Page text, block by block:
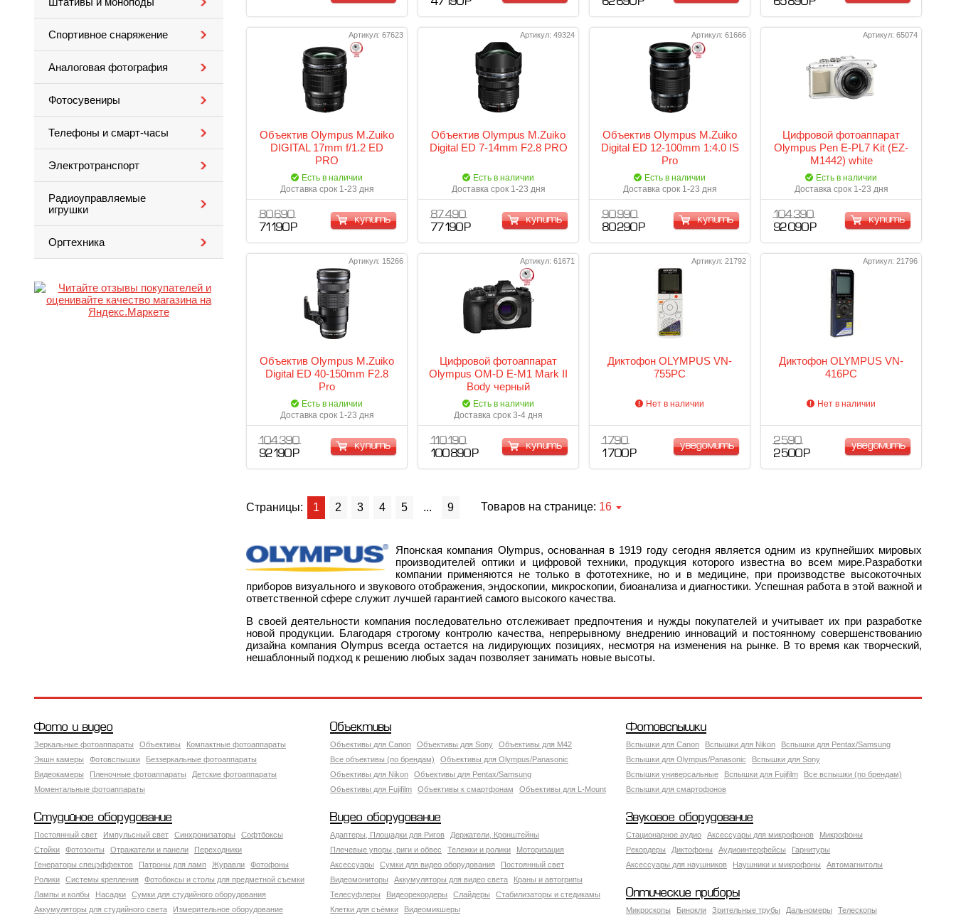
Спортивное снаряжение
Аналоговая фотография
Фотосувениры
Телефоны и смарт-часы
Электротранспорт
Радиоуправляемые
игрушки
Оргтехника
Артикул: 67623
Объектив Olympus M.Zuiko
DIGITAL 17mm f/1.2 ED
PRO
Есть в наличии
Доставка срок 1-23 дня
80 690
71 190 Р
купить
Артикул: 49324
Объектив Olympus M.Zuiko
Digital ED 7-14mm F2.8 PRO
Есть в наличии
Доставка срок 1-23 дня
87 490
77 190 Р
купить
Артикул: 61666
Объектив Olympus M.Zuiko
Digital ED 12-100mm 1:4.0 IS
Pro
Есть в наличии
Доставка срок 1-23 дня
90 990
80 290 Р
купить
Артикул: 65074
Цифровой фотоаппарат
Olympus Pen E-PL7 Kit (EZ-
M1442) white
Есть в наличии
Доставка срок 1-23 дня
104 390
92 090 Р
купить
Артикул: 15266
Объектив Olympus M.Zuiko
Digital ED 40-150mm F2.8
Pro
Есть в наличии
Доставка срок 1-23 дня
104 390
92 190 Р
купить
Артикул: 61671
Цифровой фотоаппарат
Olympus OM-D E-M1 Mark II
Body черный
(V207060BE000)
Есть в наличии
Доставка срок 3-4 дня
110 190
100 890 Р
купить
Артикул: 21792
Диктофон OLYMPUS VN-
755PC
Нет в наличии
1 790
1 700 Р
уведомить
Артикул: 21796
Диктофон OLYMPUS VN-
416PC
Нет в наличии
2 590
2 500 Р
уведомить
Страницы: 1 2 3 4 5 ... 9 Товаров на странице: 16
Японская компания Olympus, основанная в 1919 году сегодня является одним из крупнейших мировых
производителей оптики и цифровой техники, продукция которого известна во всем мире.Разработки
компании применяются не только в фототехнике, но и в медицине, при производстве высокоточных
приборов визуального и звукового отображения, эндоскопии, микроскопии, биоанализа и диагностики. Успешная работа в этой важной и
ответственной сфере служит лучшей гарантией самого высокого качества.
В своей деятельности компания последовательно отслеживает предпочтения и нужды покупателей и учитывает их при разработке
новой продукции. Благодаря строгому контролю качества, непрерывному внедрению инноваций и постоянному совершенствованию
дизайна компания Olympus всегда остается на лидирующих позициях, несмотря на изменения на рынке. В то время как творческий,
нешаблонный подход к решению любых задач позволяет занимать новые высоты.
Фото и видео
Зеркальные фотоаппараты Объективы
Компактные фотоаппараты
Экшн камеры
Фотовспышки
Беззеркальные фотоаппараты
Видеокамеры
Пленочные фотоаппараты
Детские фотоаппараты
Моментальные фотоаппараты
Объективы
Объективы для Canon Объективы для Sony
Объективы для M42
Все объективы (по брендам)
Объективы для Olympus/Panasonic
Объективы для Nikon
Объективы для Pentax/Samsung
Объективы для Fujifilm
Объективы к смартфонам Объективы для L-Mount
Фотовспышки
Вспышки для Canon Вспышки для Nikon
Вспышки для Pentax/Samsung
Вспышки для Olympus/Panasonic
Вспышки для Sony
Вспышки универсальные
Вспышки для Fujifilm
Все вспышки (по брендам)
Вспышки для смартофонов
Студийное оборудование
Постоянный свет Импульсный свет Синхронизаторы
Софтбоксы
Стойки
Фотозонты Отражатели и панели
Переходники
Генераторы спецэффектов
Патроны для ламп Журавли
Фотофоны
Ролики
Системы крепления
Фотобоксы и столы для предметной съемки
Лампы и колбы
Насадки
Сумки для студийного оборудования
Аккумуляторы для студийного света
Измерительное оборудование
Видео оборудование
Адаптеры, Площадки для Ригов
Держатели, Кронштейны
Плечевые упоры, риги и обвес
Тележки и ролики
Моторизация
Аксессуары
Сумки для видео оборудования
Постоянный свет
Видеомониторы
Аккумуляторы для видео света
Краны и автогрипы
Телесуфлеры
Видеорекордеры Слайдеры
Стабилизаторы и стедикамы
Клетки для съёмки
Видеомикшеры
Звуковое оборудование
Стационарное аудио Аксессуары для микрофонов
Микрофоны
Рекордеры
Диктофоны Аудиоинтерфейсы
Гарнитуры
Аксессуары для наушников
Наушники и микрофоны Автомагнитолы
Оптические приборы
Микроскопы Бинокли Зрительные трубы Дальномеры
Телескопы